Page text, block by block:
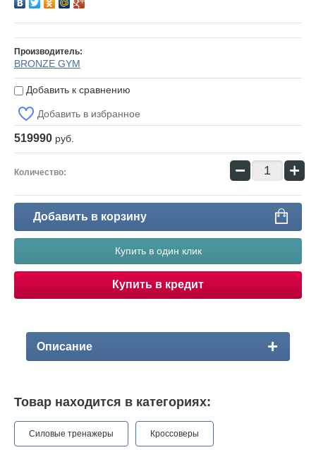
статьи
бренды
центр
сайта
залов
нам
Производитель:
BRONZE GYM
Добавить к сравнению
Добавить в избранное
519990 руб.
Количество: − +
Добавить в корзину
Купить в один клик
Купить в кредит
Описание
Товар находится в категориях:
Силовые тренажеры Кроссоверы